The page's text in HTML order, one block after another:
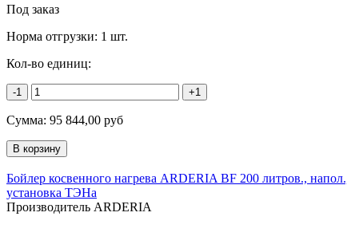
Под заказ
Норма отгрузки: 1 шт.
Кол-во единиц:
-1 +1
Сумма: 95 844,00 руб
Бойлер косвенного нагрева ARDERIA BF 200 литров.,
установка ТЭНа
Производитель ARDERIA